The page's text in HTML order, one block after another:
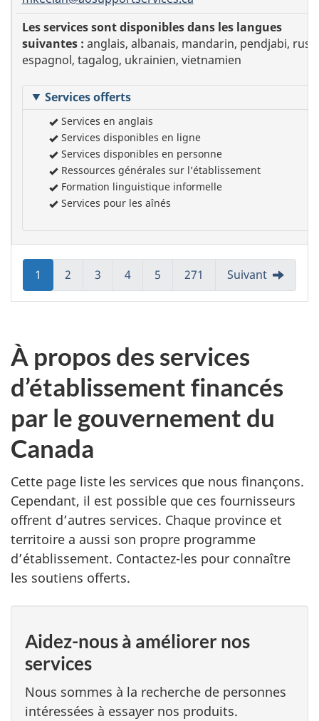
Les services sont disponibles dans les langues
suivantes : anglais, albanais, mandarin, pendjabi,
espagnol, tagalog, ukrainien, vietnamien
Services offerts
Services en anglais
Services disponibles en ligne
Services disponibles en personne
Ressources générales sur l’établissement
Formation linguistique informelle
Services pour les aînés
Aller
à:
1
Aller
à:
2
Aller
à:
3
Aller
à:
4
Aller
à:
5
Aller
à:
271 Suivant
À propos des services
d’établissement financés
par le gouvernement du
Canada
Cette page liste les services que nous finançons.
Cependant, il est possible que ces fournisseurs
offrent d’autres services. Chaque province et
territoire a aussi son propre programme
d’établissement. Contactez-les pour connaître
les soutiens offerts.
Aidez-nous à améliorer nos
services
Nous sommes à la recherche de personnes
intéressées à essayer nos produits.